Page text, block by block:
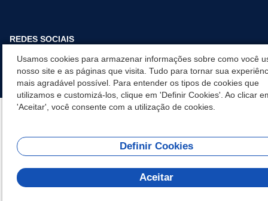
REDES SOCIAIS
Usamos cookies para armazenar informações sobre como você
nosso site e as páginas que visita. Tudo para tornar sua
mais agradável possível. Para entender os tipos de cookies que
utilizamos e customizá-los, clique em 'Definir Cookies'. Ao clicar
'Aceitar', você consente com a utilização de cookies.
Definir Cookies
Aceitar
Olá! Como
posso te ajudar?